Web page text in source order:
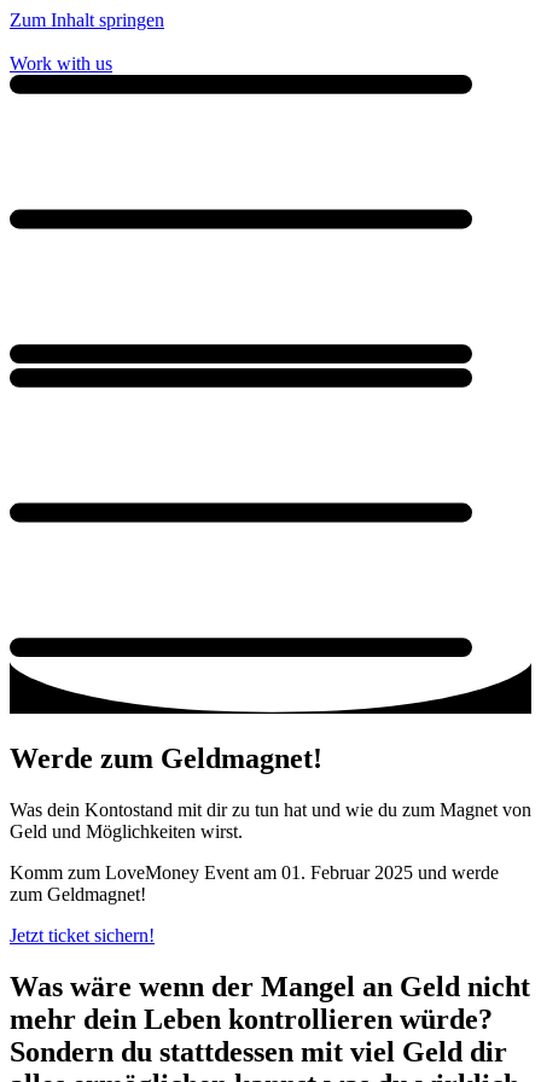
Zum Inhalt springen
Work with us
Werde zum Geldmagnet!
Was dein Kontostand mit dir zu tun hat und wie du zum Magnet von
Geld und Möglichkeiten wirst.
Komm zum LoveMoney Event am 01. Februar 2025 und werde
zum Geldmagnet!
Jetzt ticket sichern!
Was wäre wenn der Mangel an Geld nicht
mehr dein Leben kontrollieren würde?
Sondern du stattdessen mit viel Geld dir